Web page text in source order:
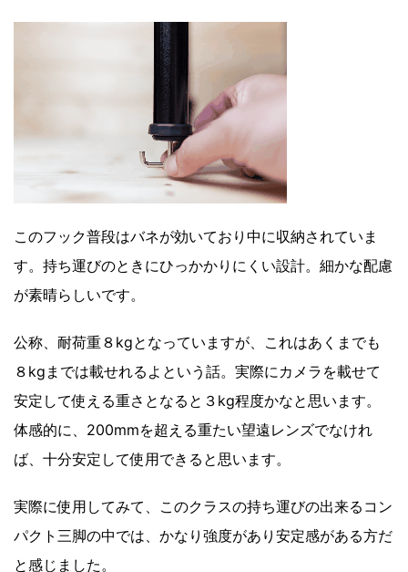
このフック普段はバネが効いており中に収納されていま
す。持ち運びのときにひっかかりにくい設計。細かな配慮
が素晴らしいです。
公称、耐荷重８kgとなっていますが、これはあくまでも
８kgまでは載せれるよという話。実際にカメラを載せて
安定して使える重さとなると３kg程度かなと思います。
体感的に、200mmを超える重たい望遠レンズでなけれ
ば、十分安定して使用できると思います。
実際に使用してみて、このクラスの持ち運びの出来るコン
パクト三脚の中では、かなり強度があり安定感がある方だ
と感じました。